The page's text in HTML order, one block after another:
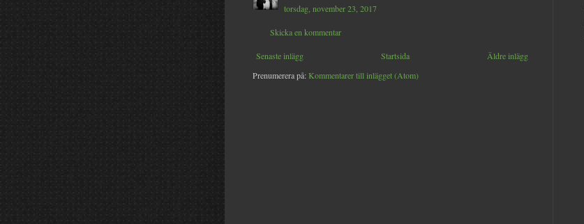
torsdag, november 23, 2017
Skicka en kommentar
Senaste inlägg Äldre inlägg
Startsida
Prenumerera på: Kommentarer till inlägget (Atom)